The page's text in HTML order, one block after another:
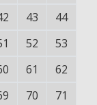
43
44
52
53
61
62
70
71